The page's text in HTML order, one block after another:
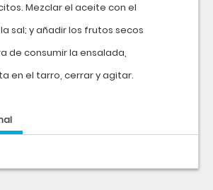
Mezclar el aceite con el
sal; y añadir los frutos secos
de consumir la ensalada,
en el tarro, cerrar y agitar.